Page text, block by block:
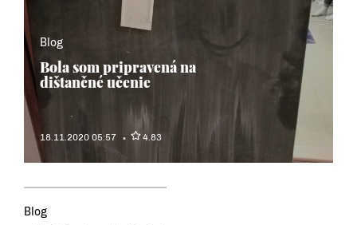
Blog
Bola som pripravená na
dištančné učenie
18.11.2020 05:57 4.83
Blog